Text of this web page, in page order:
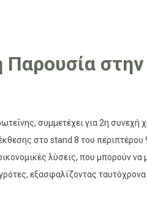
Παρουσία
συμμετέχει για 2η συνεχή
στο stand 8 του
λύσεις, που μπορούν
εξασφαλίζοντας ταυτόχρονα